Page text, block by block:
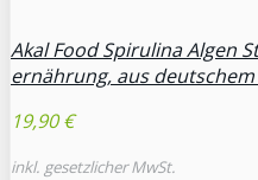
Akal Food Spirulina Algen
ernährung, aus
19,90 €
inkl. gesetzlicher MwSt.